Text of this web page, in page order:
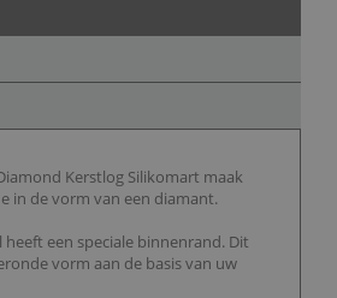
Kerstlog Silikomart maak
in de vorm van een diamant.
heeft een speciale binnenrand. Dit
vorm aan de basis van uw